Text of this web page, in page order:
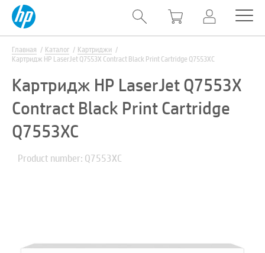
Главная Каталог
Картриджи
Картридж HP LaserJet Q7553X Contract Black Print Cartridge Q7553XC
Картридж HP LaserJet Q7553X
Contract Black Print Cartridge
Q7553XC
Product number: Q7553XC